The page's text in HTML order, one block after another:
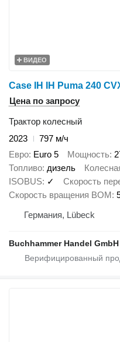
ВИДЕО
Case IH IH Puma 240
Цена по запросу
Трактор колесный
2023
797 м/ч
Евро Euro 5 Мощность
Топливо дизель
ISOBUS ✓ Скорость
Скорость вращения ВОМ
Германия, Lübeck
Buchhammer Handel GmbH